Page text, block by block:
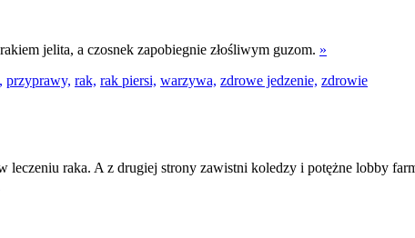
jelita, a czosnek zapobiegnie złośliwym guzom. »
przyprawy, rak, rak piersi, warzywa, zdrowe jedzenie, zdrowie
leczeniu raka. A z drugiej strony zawistni koledzy i potężne lobby